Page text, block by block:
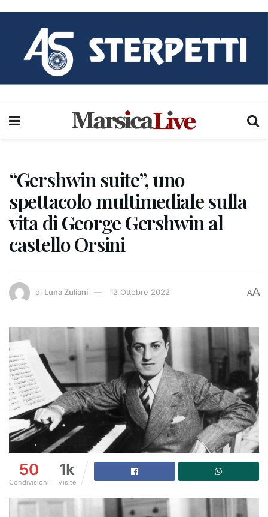
“Gershwin suite”, uno
spettacolo multimediale sulla
vita di George Gershwin al
castello Orsini
di Luna Zuliani 12 Ottobre 2022 AA
50
Condivisioni
1k
Visite